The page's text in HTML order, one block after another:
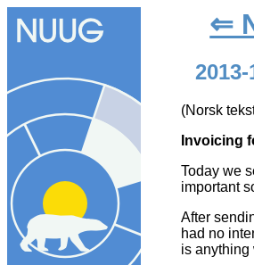
⇐
(Norsk
Invoicing
Today we
important
After
had no
is anything